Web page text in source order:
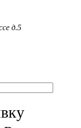
д.5